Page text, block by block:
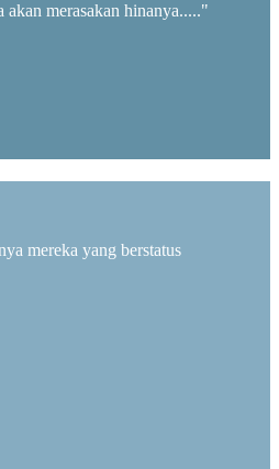
akan merasakan hinanya....."
mereka yang berstatus